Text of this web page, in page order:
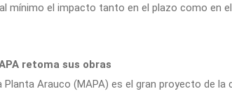
mínimo el impacto tanto en el plazo como en
retoma sus obras
Arauco (MAPA) es el gran proyecto de la